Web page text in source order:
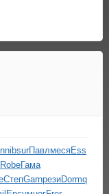
bsurПавлмесяEss
RobeГама
СтепGarnрезиDormq